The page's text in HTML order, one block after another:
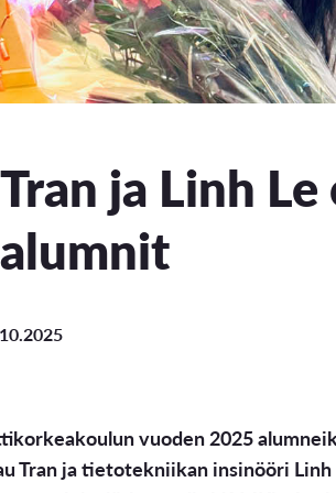
LOMAKKEET JA SÄÄDÖKSET
Lomakkeet
ja Linh
vuoden 2025
Tran ja tietotekniikan insinööri